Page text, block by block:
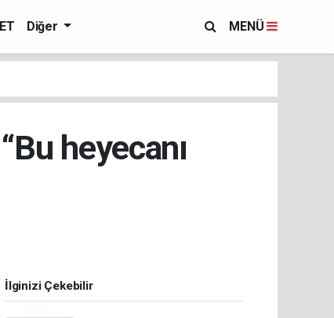
Diğer MENÜ
heyecanı
İlginizi Çekebilir